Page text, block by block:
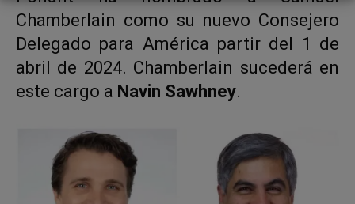
Chamberlain como su nuevo Consejero
Delegado para América partir del 1 de
abril de 2024. Chamberlain sucederá en
este cargo a Navin Sawhney.